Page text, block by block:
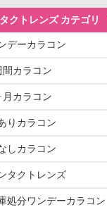
クトレンズ カテゴリ
デーカラコン
間カラコン
月カラコン
りカラコン
しカラコン
タクトレンズ
処分ワンデーカラコン